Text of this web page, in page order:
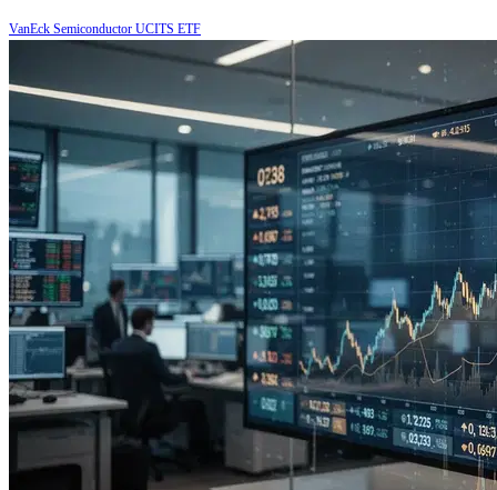
VanEck Semiconductor UCITS ETF